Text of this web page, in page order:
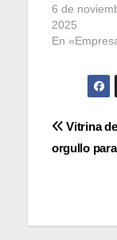
6 de
2025
En
de
Vitrina
orgullo